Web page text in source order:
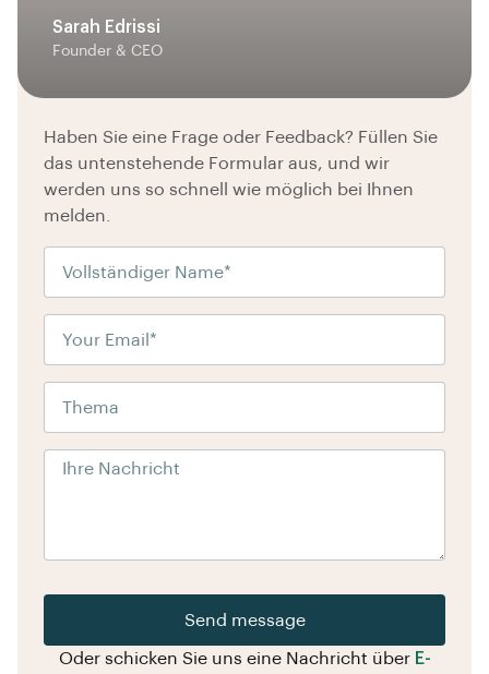
Sarah Edrissi
Founder & CEO
Haben Sie eine Frage oder Feedback? Füllen Sie
das untenstehende Formular aus, und wir
werden uns so schnell wie möglich bei Ihnen
melden.
Send message
Oder schicken Sie uns eine Nachricht über E-